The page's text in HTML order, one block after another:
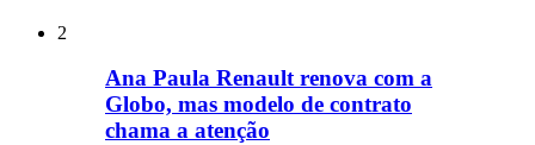
2
Ana Paula Renault renova com a
Globo, mas modelo de contrato
chama a atenção